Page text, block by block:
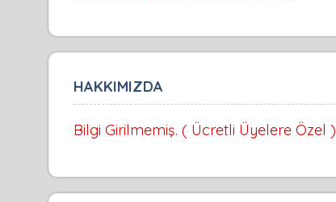
HAKKIMIZDA
Bilgi Girilmemiş. ( Ücretli Üyelere Özel )